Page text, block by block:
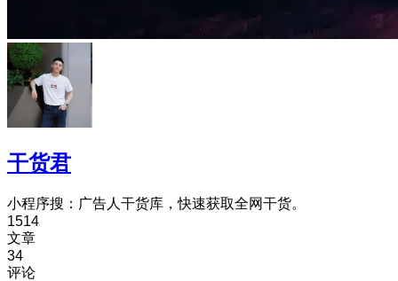
干货君
小程序搜：广告人干货库，快速获取全网干货。
1514
文章
34
评论